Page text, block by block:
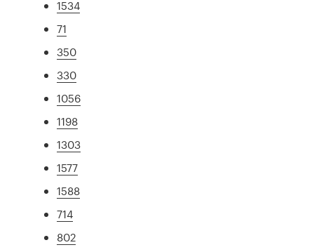
1534
71
350
330
1056
1198
1303
1577
1588
714
802